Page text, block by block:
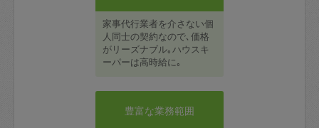
家事代行業者を介さない個
人同士の契約なので､価格
がリーズナブル｡ハウスキ
ーパーは高時給に｡
豊富な業務範囲